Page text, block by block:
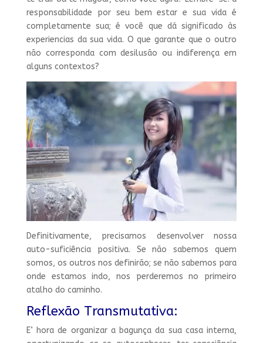
responsabilidade por seu bem estar e sua vida é
completamente sua; é você que dá significado às
experiencias da sua vida. O que garante que o outro
não corresponda com desilusão ou indiferença em
alguns contextos?
Definitivamente, precisamos desenvolver nossa
auto-suficiência positiva. Se não sabemos quem
somos, os outros nos definirão; se não sabemos para
onde estamos indo, nos perderemos no primeiro
atalho do caminho.
Reflexão Transmutativa:
E’ hora de organizar a bagunça da sua casa interna,